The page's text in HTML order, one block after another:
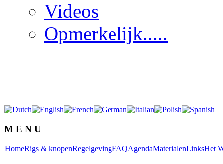
Videos
Opmerkelijk.....
M E N U
HomeRigs & knopenRegelgevingFAQAgendaMaterialenLinksHet